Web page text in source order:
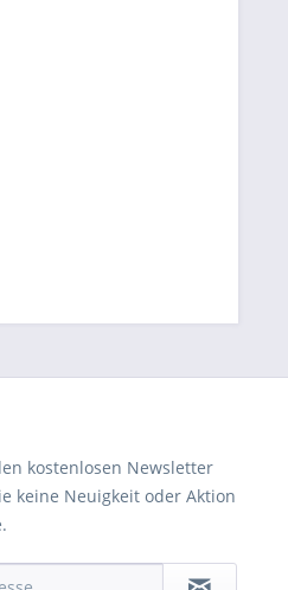
kostenlosen Newsletter
keine Neuigkeit oder Aktion